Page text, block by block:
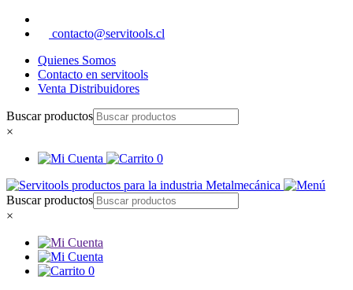
contacto@servitools.cl
Quienes Somos
Contacto en servitools
Venta Distribuidores
Buscar productos
×
0
Buscar productos
×
0